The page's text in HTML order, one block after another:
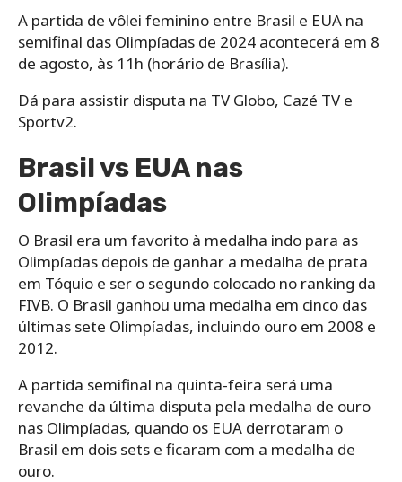
A partida de vôlei feminino entre Brasil e EUA na
semifinal das Olimpíadas de 2024 acontecerá em 8
de agosto, às 11h (horário de Brasília).
Dá para assistir disputa na TV Globo, Cazé TV e
Sportv2.
Brasil vs EUA nas
Olimpíadas
O Brasil era um favorito à medalha indo para as
Olimpíadas depois de ganhar a medalha de prata
em Tóquio e ser o segundo colocado no ranking da
FIVB. O Brasil ganhou uma medalha em cinco das
últimas sete Olimpíadas, incluindo ouro em 2008 e
2012.
A partida semifinal na quinta-feira será uma
revanche da última disputa pela medalha de ouro
nas Olimpíadas, quando os EUA derrotaram o
Brasil em dois sets e ficaram com a medalha de
ouro.